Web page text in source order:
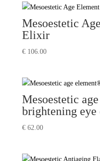
Mesoestetic
Elixir
€106.00
Mesoestetic
brightening eye
€62.00